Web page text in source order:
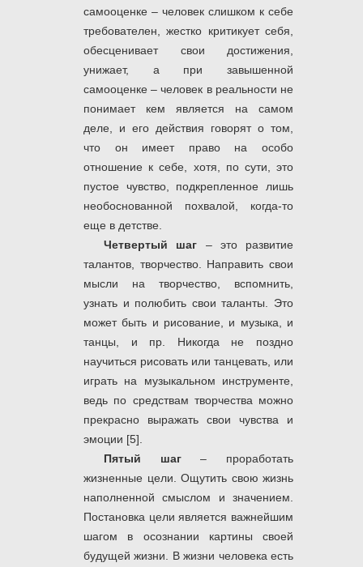
самооценке – человек слишком к себе
требователен, жестко критикует себя,
обесценивает свои достижения,
унижает, а при завышенной
самооценке – человек в реальности не
понимает кем является на самом
деле, и его действия говорят о том,
что он имеет право на особо
отношение к себе, хотя, по сути, это
пустое чувство, подкрепленное лишь
необоснованной похвалой, когда-то
еще в детстве.
Четвертый шаг – это развитие
талантов, творчество. Направить свои
мысли на творчество, вспомнить,
узнать и полюбить свои таланты. Это
может быть и рисование, и музыка, и
танцы, и пр. Никогда не поздно
научиться рисовать или танцевать, или
играть на музыкальном инструменте,
ведь по средствам творчества можно
прекрасно выражать свои чувства и
эмоции [5].
Пятый шаг– проработать
жизненные цели. Ощутить свою жизнь
наполненной смыслом и значением.
Постановка цели является важнейшим
шагом в осознании картины своей
будущей жизни. В жизни человека есть